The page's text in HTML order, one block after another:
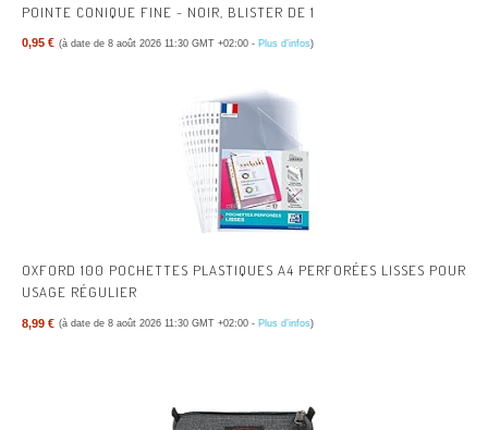
POINTE CONIQUE FINE - NOIR, BLISTER DE 1
0,95 € (à date de 8 août 2026 11:30 GMT +02:00 - Plus d’infos)
OXFORD 100 POCHETTES PLASTIQUES A4 PERFORÉES LISSES POUR
USAGE RÉGULIER
8,99 € (à date de 8 août 2026 11:30 GMT +02:00 - Plus d’infos)